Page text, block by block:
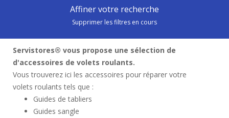
Affiner votre recherche
Supprimer les filtres en cours
Servistores® vous propose une sélection de
d'accessoires de volets roulants.
Vous trouverez ici les accessoires pour réparer votre
volets roulants tels que :
Guides de tabliers
Guides sangle